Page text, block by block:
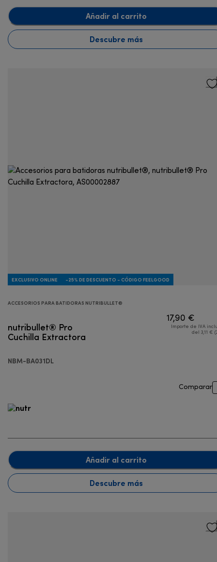
Añadir al carrito
Descubre más
EXCLUSIVO ONLINE -25% DE DESCUENTO - CÓDIGO FEELGOOD
ACCESORIOS PARA BATIDORAS NUTRIBULLET®
nutribullet® Pro
Cuchilla Extractora
NBM-BA031DL
17,90 €
Importe de IVA
del 3,11 €
Comparar
Añadir al carrito
Descubre más